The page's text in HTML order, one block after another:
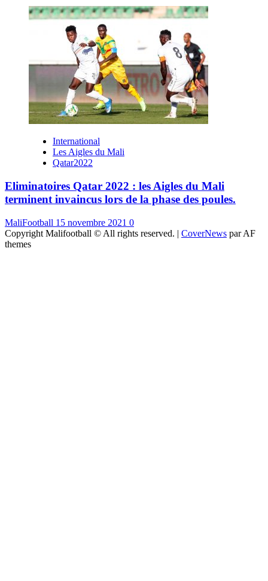
International
Les Aigles du Mali
Qatar2022
Eliminatoires Qatar 2022 : les Aigles du Mali
terminent invaincus lors de la phase des poules.
MaliFootball 15 novembre 2021 0
Copyright Malifootball © All rights reserved. | CoverNews par AF
themes